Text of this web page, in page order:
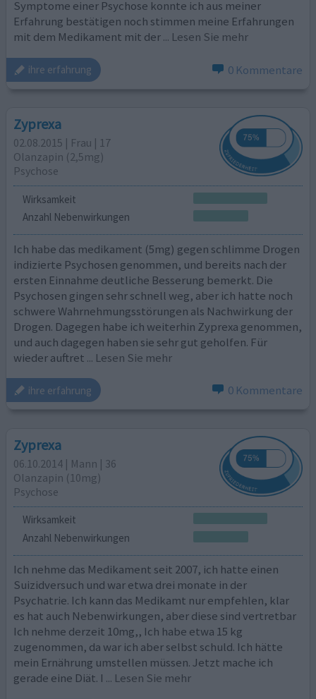
Symptome einer Psychose konnte ich aus meiner
Erfahrung bestätigen noch stimmen meine Erfahrungen
mit dem Medikament mit der... Lesen Sie mehr
ihre erfahrung 0 Kommentare
Zyprexa
02.08.2015 | Frau | 17
Olanzapin (2,5mg)
Psychose
Wirksamkeit
Anzahl Nebenwirkungen
Ich habe das medikament (5mg) gegen schlimme Drogen
indizierte Psychosen genommen, und bereits nach der
ersten Einnahme deutliche Besserung bemerkt. Die
Psychosen gingen sehr schnell weg, aber ich hatte noch
schwere Wahrnehmungsstörungen als Nachwirkung der
Drogen. Dagegen habe ich weiterhin Zyprexa genommen,
und auch dagegen haben sie sehr gut geholfen. Für
wieder auftret ... Lesen Sie mehr
ihre erfahrung 0 Kommentare
Zyprexa
06.10.2014 | Mann | 36
Olanzapin (10mg)
Psychose
Wirksamkeit
Anzahl Nebenwirkungen
Ich nehme das Medikament seit 2007, ich hatte einen
Suizidversuch und war etwa drei monate in der
Psychatrie. Ich kann das Medikamt nur empfehlen, klar
es hat auch Nebenwirkungen, aber diese sind vertretbar
Ich nehme derzeit 10mg,, Ich habe etwa 15 kg
zugenommen, da war ich aber selbst schuld. Ich hätte
mein Ernährung umstellen müssen. Jetzt mache ich
gerade eine Diät. I ... Lesen Sie mehr